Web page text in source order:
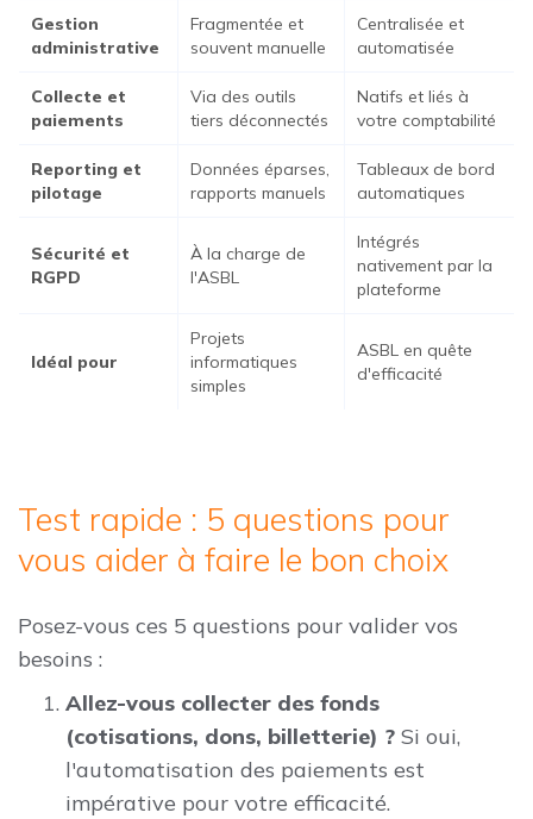
Gestion
administrative
Fragmentée et
souvent manuelle
Centralisée et
automatisée
Collecte et
paiements
Via des outils
tiers déconnectés
Natifs et liés à
votre comptabilité
Reporting et
pilotage
Données éparses,
rapports manuels
Tableaux de bord
automatiques
Sécurité et
RGPD
À la charge de
l'ASBL
Intégrés
nativement par la
plateforme
Idéal pour
Projets
informatiques
simples
ASBL en quête
d'efficacité
Test rapide : 5 questions pour
vous aider à faire le bon choix
Posez-vous ces 5 questions pour valider vos
besoins :
Allez-vous collecter des fonds
(cotisations, dons, billetterie) ? Si oui,
l'automatisation des paiements est
impérative pour votre efficacité.